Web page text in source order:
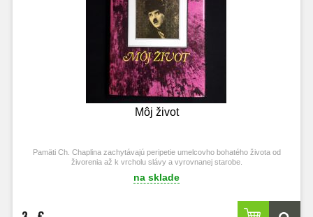
Môj život
Pamäti Ch. Chaplina zachytávajú peripetie umelcovho bohatého života od
živorenia až k vrcholu slávy a vyrovnanej starobe.
na sklade